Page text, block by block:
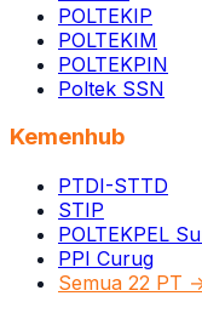
POLTEKIP
POLTEKIM
POLTEKPIN
Poltek SSN
Kemenhub
PTDI-STTD
STIP
POLTEKPEL
PPI Curug
Semua 22 PT